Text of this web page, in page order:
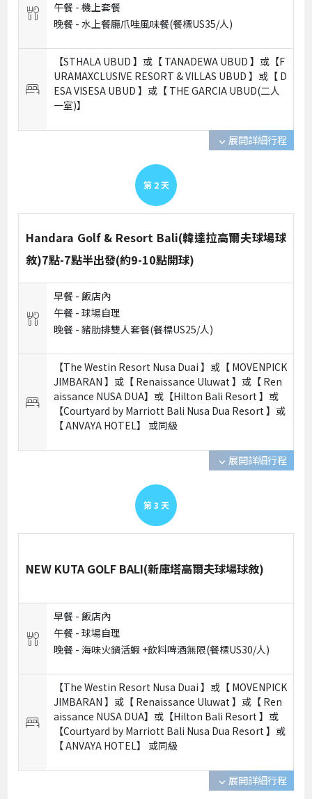
午餐 -機上套餐
晚餐 -水上餐廳爪哇風味餐(餐標US35/人)
【STHALA UBUD 】或【 TANADEWA UBUD 】或【F
URAMAXCLUSIVE RESORT & VILLAS UBUD 】或【 D
ESA VISESA UBUD 】或【 THE GARCIA UBUD(二人
一室)】
expand_more 展開詳細行程
第 2 天
Handara Golf & Resort Bali(韓達拉高爾夫球場球
敘)7點-7點半出發(約9-10點開球)
早餐 -飯店內
午餐 -球場自理
晚餐 -豬肋排雙人套餐(餐標US25/人)
【The Westin Resort Nusa Duai 】或【 MOVENPICK
JIMBARAN 】或【 Renaissance Uluwat 】或【 Ren
aissance NUSA DUA】或【Hilton Bali Resort 】或
【Courtyard by Marriott Bali Nusa Dua Resort 】或
【 ANVAYA HOTEL】 或同級
expand_more 展開詳細行程
第 3 天
NEW KUTA GOLF BALI(新庫塔高爾夫球場球敘)
早餐 -飯店內
午餐 -球場自理
晚餐 -海味火鍋活蝦 +飲料啤酒無限(餐標US30/人)
【The Westin Resort Nusa Duai 】或【 MOVENPICK
JIMBARAN 】或【 Renaissance Uluwat 】或【 Ren
aissance NUSA DUA】或【Hilton Bali Resort 】或
【Courtyard by Marriott Bali Nusa Dua Resort 】或
【 ANVAYA HOTEL】 或同級
expand_more 展開詳細行程